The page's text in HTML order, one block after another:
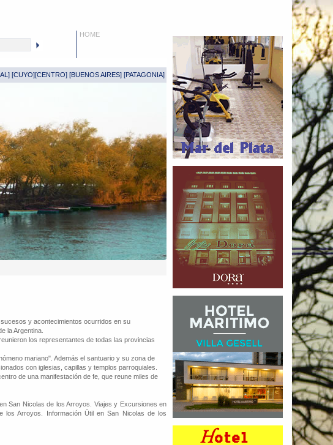
HOME
] [CUYO][CENTRO] [BUENOS AIRES] [PATAGONIA]
y acontecimientos ocurridos en su
la Argentina.
los representantes de todas las provincias
mariano". Además el santuario y su zona de
con iglesias, capillas y templos parroquiales.
de una manifestación de fe, que reune miles de
San Nicolas de los Arroyos. Viajes y Excursiones en
los Arroyos. Información Útil en San Nicolas de los